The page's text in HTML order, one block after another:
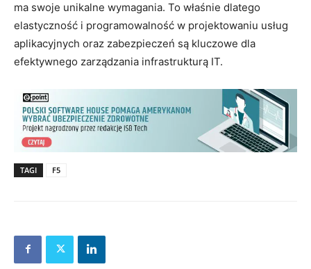
ma swoje unikalne wymagania. To właśnie dlatego
elastyczność i programowalność w projektowaniu usług
aplikacyjnych oraz zabezpieczeń są kluczowe dla
efektywnego zarządzania infrastrukturą IT.
TAGI F5